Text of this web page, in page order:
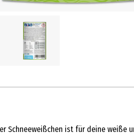
Schneeweißchen ist für deine